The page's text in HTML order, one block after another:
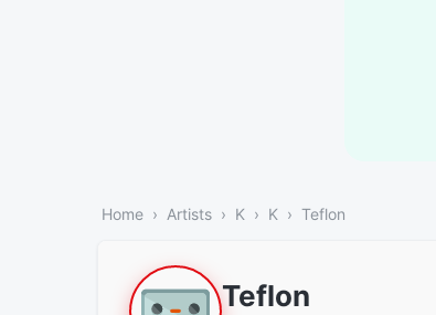
Home Artists K K Teflon
Teflon